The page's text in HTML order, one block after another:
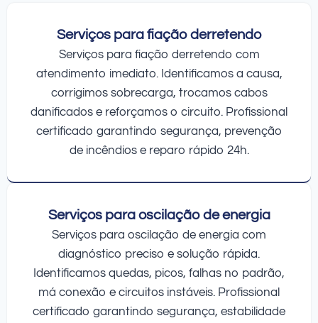
Serviços para fiação derretendo
Serviços para fiação derretendo com
atendimento imediato. Identificamos a causa,
corrigimos sobrecarga, trocamos cabos
danificados e reforçamos o circuito. Profissional
certificado garantindo segurança, prevenção
de incêndios e reparo rápido 24h.
Serviços para oscilação de energia
Serviços para oscilação de energia com
diagnóstico preciso e solução rápida.
Identificamos quedas, picos, falhas no padrão,
má conexão e circuitos instáveis. Profissional
certificado garantindo segurança, estabilidade